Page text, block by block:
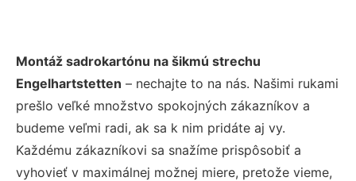
Montáž sadrokartónu na šikmú strechu
Engelhartstetten – nechajte to na nás. Našimi rukami
prešlo veľké množstvo spokojných zákazníkov a
budeme veľmi radi, ak sa k nim pridáte aj vy.
Každému zákazníkovi sa snažíme prispôsobiť a
vyhovieť v maximálnej možnej miere, pretože vieme,